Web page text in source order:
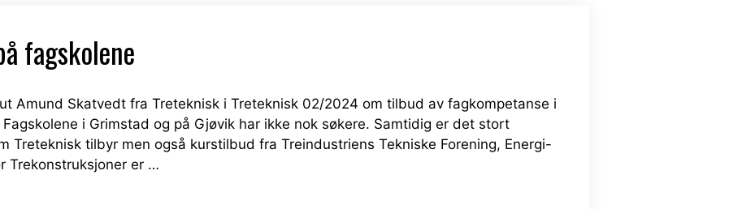
fagskolene
Amund Skatvedt fra Treteknisk i Treteknisk 02/2024 om tilbud av fagkompetanse i
i Grimstad og på Gjøvik har ikke nok søkere. Samtidig er det stort
Treteknisk tilbyr men også kurstilbud fra Treindustriens Tekniske Forening, Energi-
Trekonstruksjoner er …